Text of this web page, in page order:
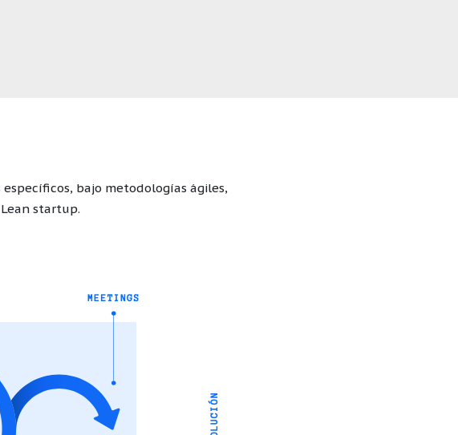
bajo metodologías ágiles,
startup.